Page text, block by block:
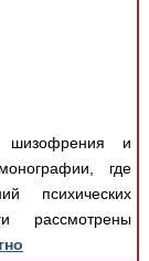
шизофрения и
где
психических
рассмотрены